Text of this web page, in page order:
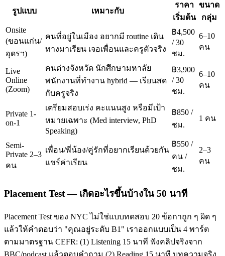
รูปแบบ เหมาะกับ
ราคา
เริ่มต้น
ขนาด
กลุ่ม
Onsite
(ขอนแก่น/
อุดรฯ)
คนที่อยู่ในเมือง อยากมี routine เดิน
ทางมาเรียน เจอเพื่อนและครูตัวจริง
฿4,500
/ 30
ชม.
6–10
คน
Live
Online
(Zoom)
คนต่างจังหวัด นักศึกษามหาลัย
พนักงานที่ทำงาน hybrid — เรียนสด
กับครูจริง
฿3,900
/ 30
ชม.
6–10
คน
Private 1-
on-1
เตรียมสอบเร่ง คะแนนสูง หรือมีเป้า
หมายเฉพาะ (Med interview, PhD
Speaking)
฿850 /
ชม.
1 คน
Semi-
Private 2–3
คน
เพื่อน/พี่น้อง/คู่รักที่อยากเรียนด้วยกัน
แชร์ค่าเรียน
฿550 /
คน /
ชม.
2–3
คน
Placement Test — เกิดอะไรขึ้นบ้างใน 50 นาที
Placement Test ของ NYC ไม่ใช่แบบทดสอบ 20 ข้อกาถูก ๆ ผิด ๆ
แล้วให้คำตอบว่า "คุณอยู่ระดับ B1" เราออกแบบเป็น 4 พาร์ต
ตามมาตรฐาน CEFR: (1) Listening 15 นาที ฟังคลิปจริงจาก
BBC/podcast แล้วตอบคำถาม (2) Reading 15 นาที บทความจริง